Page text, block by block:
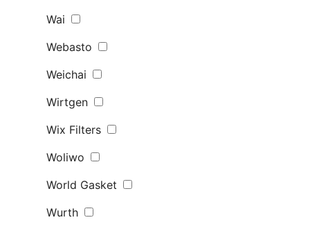
Wai
Webasto
Weichai
Wirtgen
Wix Filters
Woliwo
World Gasket
Wurth